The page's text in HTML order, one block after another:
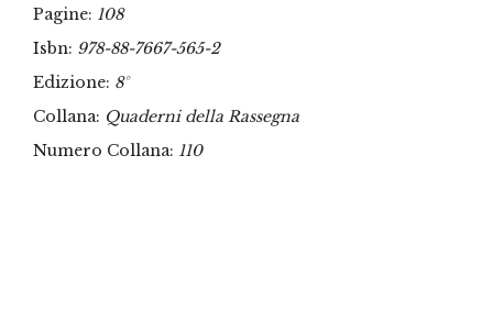
Pagine: 108
Isbn: 978-88-7667-565-2
Edizione: 8°
Collana: Quaderni della Rassegna
Numero Collana: 110